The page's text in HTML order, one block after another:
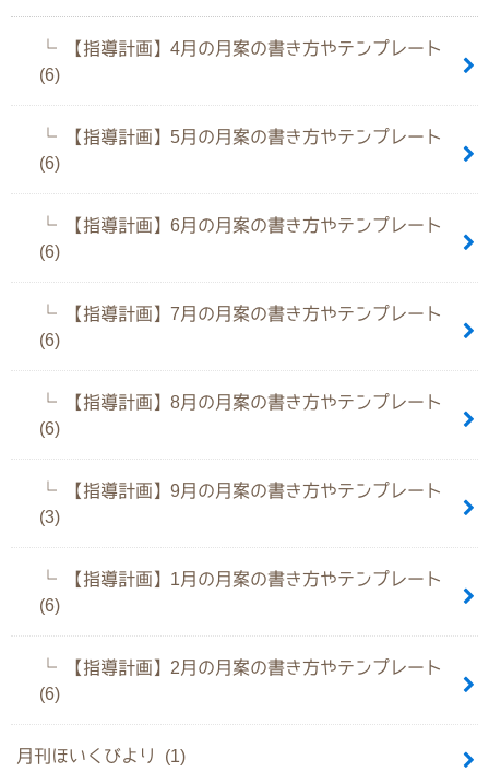
【指導計画】4月の月案の書き方やテンプレート
(6)
【指導計画】5月の月案の書き方やテンプレート
(6)
【指導計画】6月の月案の書き方やテンプレート
(6)
【指導計画】7月の月案の書き方やテンプレート
(6)
【指導計画】8月の月案の書き方やテンプレート
(6)
【指導計画】9月の月案の書き方やテンプレート
(3)
【指導計画】1月の月案の書き方やテンプレート
(6)
【指導計画】2月の月案の書き方やテンプレート
(6)
月刊ほいくびより (1)